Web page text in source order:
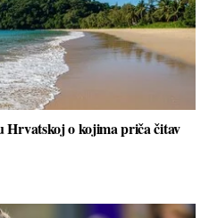
Hrvatskoj o kojima priča čitav